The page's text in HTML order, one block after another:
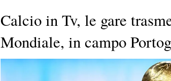
Calcio in Tv, le gare
Mondiale, in campo